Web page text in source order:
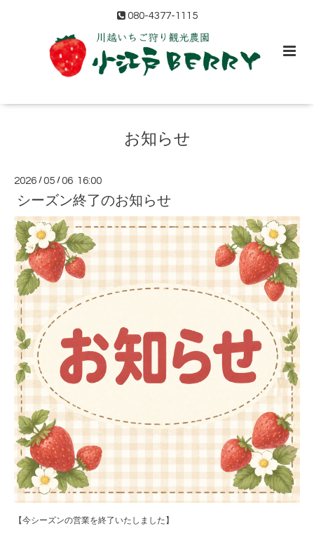
080-4377-1115
お知らせ
2026 /05 /06 16:00
シーズン終了のお知らせ
【今シーズンの営業を終了いたしました】